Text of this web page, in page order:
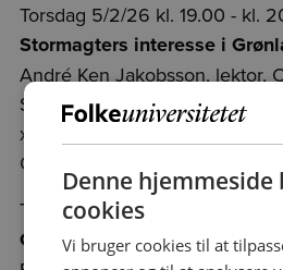
Torsdag 5/2/26 kl. 19.00 - kl.
Stormagters interesse i
André Ken Jakobsson, lektor,
Studies, Syddansk Universitet
xxxGAMMEL lokale U175,
Odense M
Torsdag 19/2/26 kl. 19.00 - kl.
Grønlands løsrivelse fra
Denne hjemmeside
cookies
Vi bruger cookies til at